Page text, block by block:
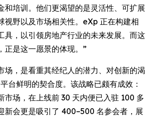
和培训。他们更渴望的是灵活性、可扩展
视野以及市场相关性。eXp 正在构建相
具，以引领房地产行业的未来发展。而这
正是这一愿景的体现。”
场，是看重其经纪人的潜力、对创新的渴
台鲜明的契合度。该战略已颇有成效：
市场，在上线前 30 天内便已入驻 100 多
新会更是吸引了 400–500 名参会者，展